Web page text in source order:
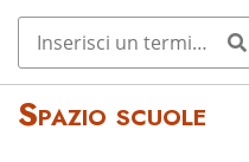
Spazio scuole